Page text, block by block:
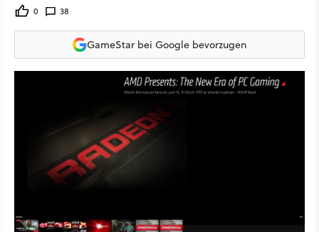
0 38
GameStar bei Google bevorzugen